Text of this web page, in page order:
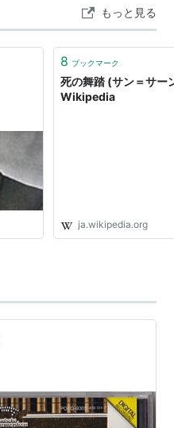
もっと見る
8 ブックマーク
死の舞踏 (サン＝サー
Wikipedia
ja.wikipedia.org